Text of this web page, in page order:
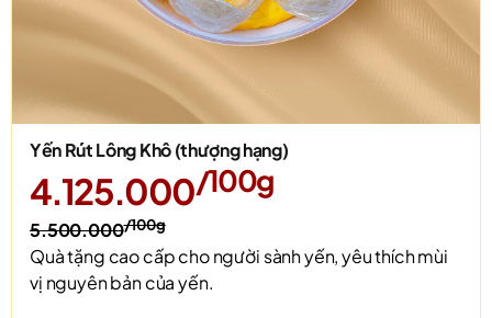
Yến Rút Lông Khô (thượng hạng)
4.125.000/100g
5.500.000/100g
Quà tặng cao cấp cho người sành yến, yêu thích mùi
vị nguyên bản của yến.